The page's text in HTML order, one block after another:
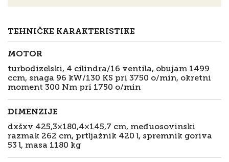
TEHNIČKE KARAKTERISTIKE
MOTOR
turbodizelski, 4 cilindra/16 ventila, obujam 1499
ccm, snaga 96 kW/130 KS pri 3750 o/min, okretni
moment 300 Nm pri 1750 o/min
DIMENZIJE
dxšxv 425,3×180,4×145,7 cm, međuosovinski
razmak 262 cm, prtljažnik 420 l, spremnik goriva
53 l, masa 1180 kg